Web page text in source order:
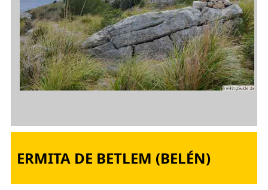
ERMITA DE BETLEM (BELÉN)